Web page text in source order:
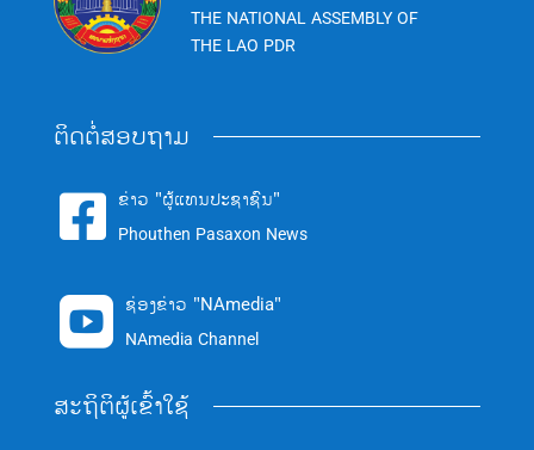
THE NATIONAL ASSEMBLY OF
THE LAO PDR
ຕິດຕໍ່ສອບຖາມ
 ຂ່າວ "ຜູ້ແທນປະຊາຊົນ"
Phouthen Pasaxon News
 ຊ່ອງຂ່າວ "NAmedia"
NAmedia Channel
ສະຖິຕິຜູ້ເຂົ້າໃຊ້